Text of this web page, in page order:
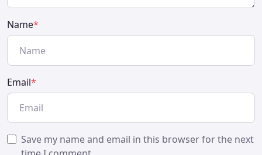
Name*
Email*
Save my name and email in this browser for the next